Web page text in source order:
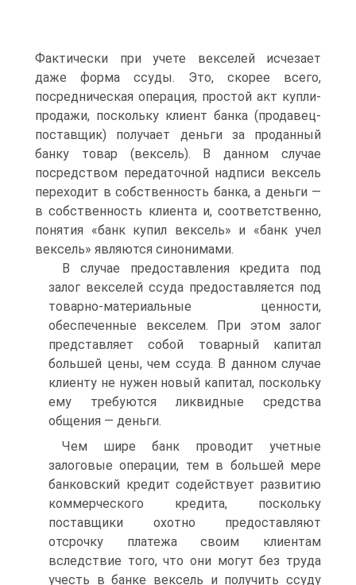
Фактически при учете векселей исчезает
даже форма ссуды. Это, скорее всего,
посредническая операция, простой акт купли-
продажи, поскольку клиент банка (продавец-
поставщик) получает деньги за проданный
банку товар (вексель). В данном случае
посредством передаточной надписи вексель
переходит в собственность банка, а деньги —
в собственность клиента и, соответственно,
понятия «банк купил вексель» и «банк учел
вексель» являются синонимами.
В случае предоставления кредита под
залог векселей ссуда предоставляется под
товарно-материальные ценности,
обеспеченные векселем. При этом залог
представляет собой товарный капитал
большей цены, чем ссуда. В данном случае
клиенту не нужен новый капитал, поскольку
ему требуются ликвидные средства
общения — деньги.
Чем шире банк проводит учетные
залоговые операции, тем в большей мере
банковский кредит содействует развитию
коммерческого кредита, поскольку
поставщики охотно предоставляют
отсрочку платежа своим клиентам
вследствие того, что они могут без труда
учесть в банке вексель и получить ссуду